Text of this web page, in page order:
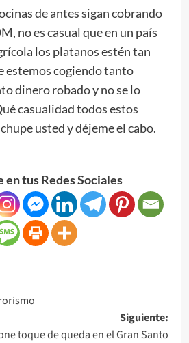
de antes sigan cobrando
no es casual que en un país
los platanos estén tan
estemos cogiendo tanto
dinero robado y no se lo
casualidad todos estos
usted y déjeme el cabo.
en tus Redes Sociales
Siguiente:
toque de queda en el Gran Santo